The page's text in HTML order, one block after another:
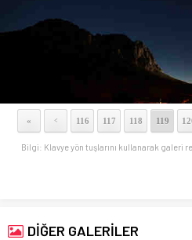
« < 116 117 118 119
Bilgi: Klavye yön tuşlarını kullanarak galeri
DİĞER GALERİLER